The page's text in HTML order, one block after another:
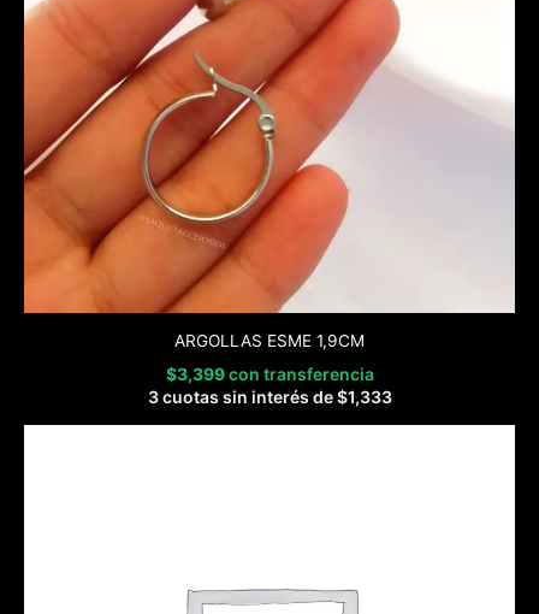
ARGOLLAS ESME 1,9CM
$3,399 con transferencia
3 cuotas sin interés de$1,333